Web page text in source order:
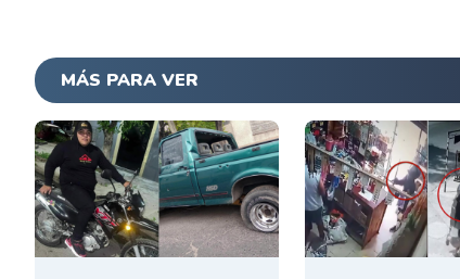
MÁS PARA VER